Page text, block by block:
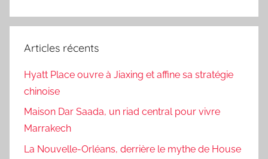
Articles récents
Hyatt Place ouvre à Jiaxing et affine sa stratégie
chinoise
Maison Dar Saada, un riad central pour vivre
Marrakech
La Nouvelle-Orléans, derrière le mythe de House